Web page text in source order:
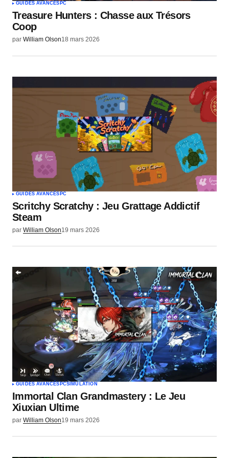
GUIDES AVANCÉS PC
Treasure Hunters : Chasse aux Trésors
Coop
par William Olson18 mars 2026
GUIDES AVANCÉS PC
Scritchy Scratchy : Jeu Grattage Addictif
Steam
par William Olson19 mars 2026
GUIDES AVANCÉS PCSIMULATION
Immortal Clan Grandmastery : Le Jeu
Xiuxian Ultime
par William Olson19 mars 2026